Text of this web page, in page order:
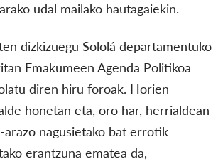
udal mailako hautagaiekin.
dizkizuegu Sololá departamentuko
Emakumeen Agenda Politikoa
diren hiru foroak. Horien
honetan eta, oro har, herrialdean
arazo nagusietako bat errotik
erantzuna ematea da,